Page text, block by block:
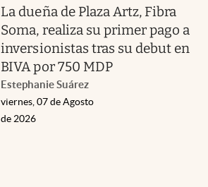
La dueña de Plaza Artz, Fibra
Soma, realiza su primer pago a
inversionistas tras su debut en
BIVA por 750 MDP
Estephanie Suárez
viernes, 07 de Agosto
de 2026